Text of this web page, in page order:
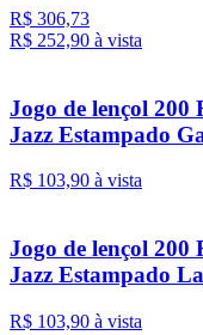
R$ 306,73
R$ 252,90 à vista
Jogo de lençol 200
Jazz Estampado
R$ 103,90 à vista
Jogo de lençol 200
Jazz Estampado
R$ 103,90 à vista